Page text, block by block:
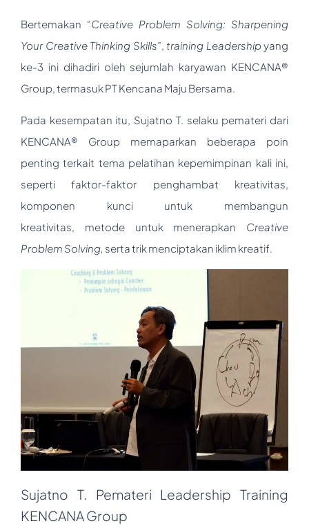
Bertemakan “Creative Problem Solving: Sharpening
Your Creative Thinking Skills”, training Leadershipyang
ke-3 ini dihadiri oleh sejumlah karyawan KENCANA®
Group, termasuk PT Kencana Maju Bersama.
Pada kesempatan itu, Sujatno T. selaku pemateri dari
KENCANA® Group memaparkan beberapa poin
penting terkait tema pelatihan kepemimpinan kali ini,
seperti faktor-faktor penghambat kreativitas,
komponen kunci untuk membangun
kreativitas, metode untuk menerapkan Creative
Problem Solving, serta trik menciptakan iklim kreatif.
Sujatno T. Pemateri Leadership Training
KENCANA Group